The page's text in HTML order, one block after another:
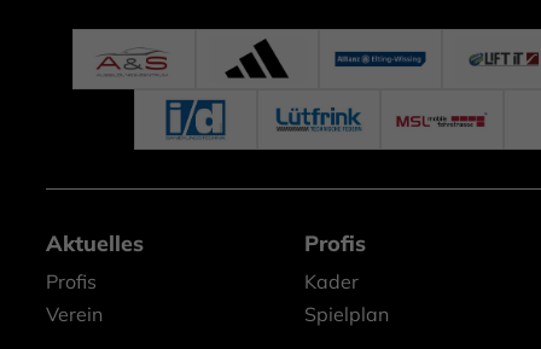
Aktuelles
Profis
Verein
Profis
Kader
Spielplan